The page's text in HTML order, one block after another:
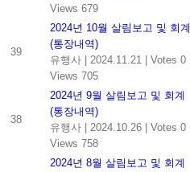
Views 679
39
2024년 10월 살림보고 및 회계
(통장내역)
유행사
2024.11.21 Votes 0
Views 705
38
2024년 9월 살림보고 및 회계
(통장내역)
유행사
2024.10.26 Votes 0
Views 758
2024년 8월 살림보고 및 회계